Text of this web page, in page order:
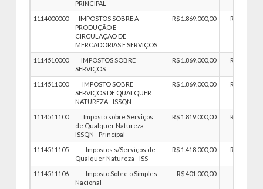
PRINCIPAL
1114000000
IMPOSTOS SOBRE A
PRODUÇÃO E
CIRCULAÇÃO DE
MERCADORIAS E SERVIÇOS
R$ 1.869.000,00 R$
1114510000
IMPOSTOS SOBRE
SERVIÇOS
R$ 1.869.000,00 R$
1114511000
IMPOSTO SOBRE
SERVIÇOS DE QUALQUER
NATUREZA - ISSQN
R$ 1.869.000,00 R$
1114511100
Imposto sobre Serviços
de Qualquer Natureza -
ISSQN - Principal
R$ 1.819.000,00 R$
1114511105
Impostos s/Serviços de
Qualquer Natureza - ISS
R$ 1.418.000,00 R$
1114511106
Imposto Sobre o Simples
Nacional
R$ 401.000,00